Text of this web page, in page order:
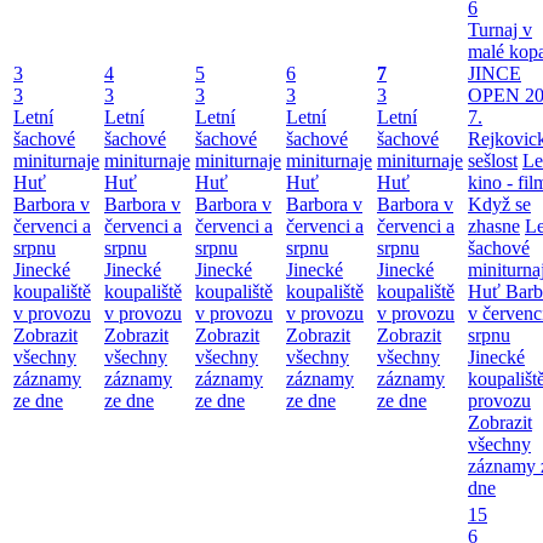
3
3
Letní
šachové
miniturnaje
Huť
Barbora v
červenci a
srpnu
Jinecké
koupaliště
v provozu
Zobrazit
všechny
záznamy
ze dne
4
3
Letní
šachové
miniturnaje
Huť
Barbora v
červenci a
srpnu
Jinecké
koupaliště
v provozu
Zobrazit
všechny
záznamy
ze dne
5
3
Letní
šachové
miniturnaje
Huť
Barbora v
červenci a
srpnu
Jinecké
koupaliště
v provozu
Zobrazit
všechny
záznamy
ze dne
6
3
Letní
šachové
miniturnaje
Huť
Barbora v
červenci a
srpnu
Jinecké
koupaliště
v provozu
Zobrazit
všechny
záznamy
ze dne
7
3
Letní
šachové
miniturnaje
Huť
Barbora v
červenci a
srpnu
Jinecké
koupaliště
v provozu
Zobrazit
všechny
záznamy
ze dne
6
Turnaj v
malé
JINCE
OPEN
7.
sešlost
kino -
Když se
zhasne
šachové
Huť
v
srpnu
Jinecké
provozu
Zobrazit
všechny
záznamy
dne
15
6